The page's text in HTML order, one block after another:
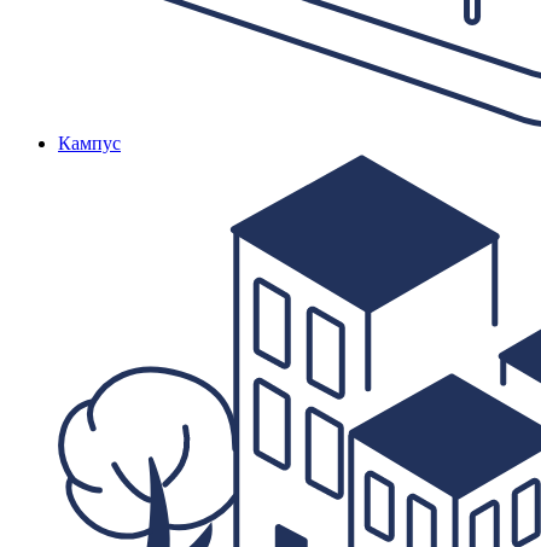
Кампус